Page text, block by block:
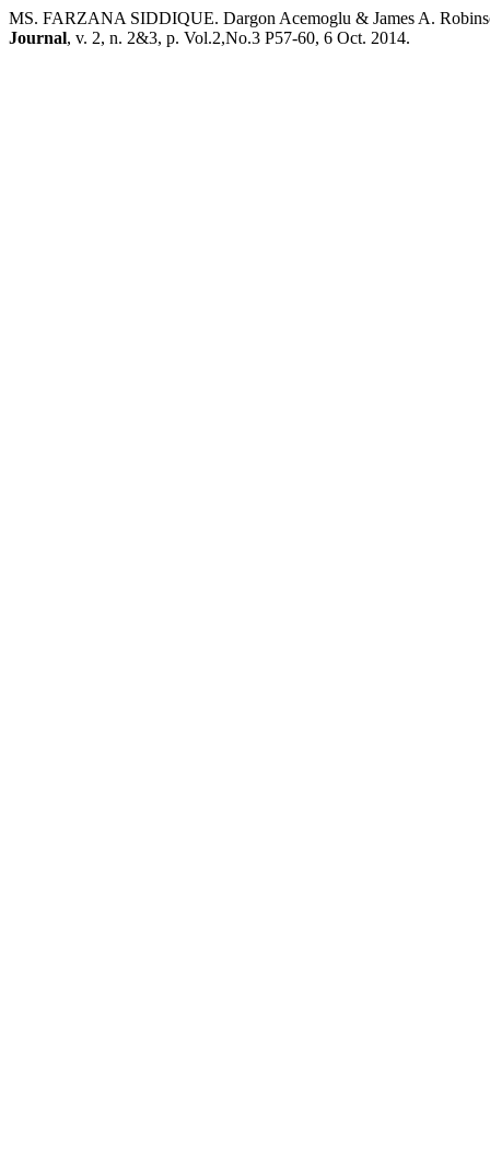
MS. FARZANA SIDDIQUE. Dargon Acemoglu & James A.
Journal, v. 2, n. 2&3, p. Vol.2,No.3 P57-60, 6 Oct. 2014.